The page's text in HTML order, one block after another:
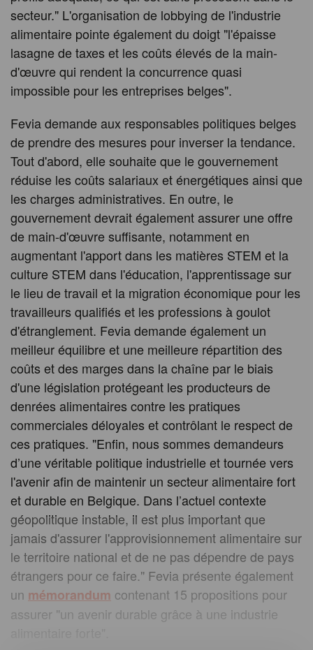
secteur." L'organisation de lobbying de l'industrie
alimentaire pointe également du doigt "l'épaisse
lasagne de taxes et les coûts élevés de la main-
d'œuvre qui rendent la concurrence quasi
impossible pour les entreprises belges".
Fevia demande aux responsables politiques belges
de prendre des mesures pour inverser la tendance.
Tout d'abord, elle souhaite que le gouvernement
réduise les coûts salariaux et énergétiques ainsi que
les charges administratives. En outre, le
gouvernement devrait également assurer une offre
de main-d'œuvre suffisante, notamment en
augmentant l'apport dans les matières STEM et la
culture STEM dans l'éducation, l'apprentissage sur
le lieu de travail et la migration économique pour les
travailleurs qualifiés et les professions à goulot
d'étranglement. Fevia demande également un
meilleur équilibre et une meilleure répartition des
coûts et des marges dans la chaîne par le biais
d'une législation protégeant les producteurs de
denrées alimentaires contre les pratiques
commerciales déloyales et contrôlant le respect de
ces pratiques. "Enfin, nous sommes demandeurs
d’une véritable politique industrielle et tournée vers
l'avenir afin de maintenir un secteur alimentaire fort
et durable en Belgique. Dans l’actuel contexte
géopolitique instable, il est plus important que
jamais d'assurer l'approvisionnement alimentaire sur
le territoire national et de ne pas dépendre de pays
étrangers pour ce faire." Fevia présente également
un mémorandum contenant 15 propositions pour
assurer "un avenir durable grâce à une industrie